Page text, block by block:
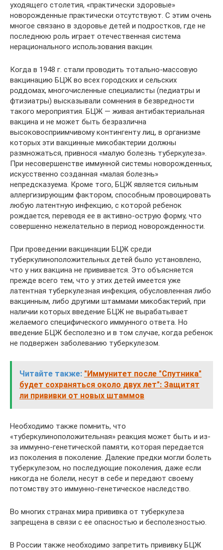
уходящего столетия, «практически здоровые»
новорожденные практически отсутствуют. С этим очень
многое связано в здоровье детей и подростков, где не
последнюю роль играет отечественная система
нерационального использования вакцин.
Когда в 1948 г. стали проводить тотально-массовую
вакцинацию БЦЖ во всех городских и сельских
роддомах, многочисленные специалисты (педиатры и
фтизиатры) высказывали сомнения в безвредности
такого мероприятия. БЦЖ — живая антибактериальная
вакцина и не может быть безразлична
высоковосприимчивому контингенту лиц, в организме
которых эти вакцинные микобактерии должны
размножаться, привнося «малую болезнь туберкулеза».
При несовершенстве иммунной системы новорожденных,
искусственно созданная «малая болезнь»
непредсказуема. Кроме того, БЦЖ является сильным
аллергизирующим фактором, способным провоцировать
любую латентную инфекцию, с которой ребенок
рождается, переводя ее в активно-острую форму, что
совершенно нежелательно в период новорожденности.
При проведении вакцинации БЦЖ среди
туберкулиноположительных детей было установлено,
что у них вакцина не прививается. Это объясняется
прежде всего тем, что у этих детей имеется уже
латентная туберкулезная инфекция, обусловленная либо
вакцинным, либо другими штаммами микобактерий, при
наличии которых введение БЦЖ не вырабатывает
желаемого специфического иммунного ответа. Но
введение БЦЖ бесполезно и в том случае, когда ребенок
не подвержен заболеванию туберкулезом.
Читайте также: "Иммунитет после "Спутника"
будет сохраняться около двух лет": Защитят
ли прививки от новых штаммов
Необходимо также помнить, что
«туберкулиноположительная» реакция может быть и из-
за иммунно-генетической памяти, которая передается
из поколения в поколение. Далекие предки могли болеть
туберкулезом, но последующие поколения, даже если
никогда не болели, несут в себе и передают своему
потомству это иммунно-генетическое наследство.
Во многих странах мира прививка от туберкулеза
запрещена в связи с ее опасностью и бесполезностью.
В России также необходимо запретить прививку БЦЖ